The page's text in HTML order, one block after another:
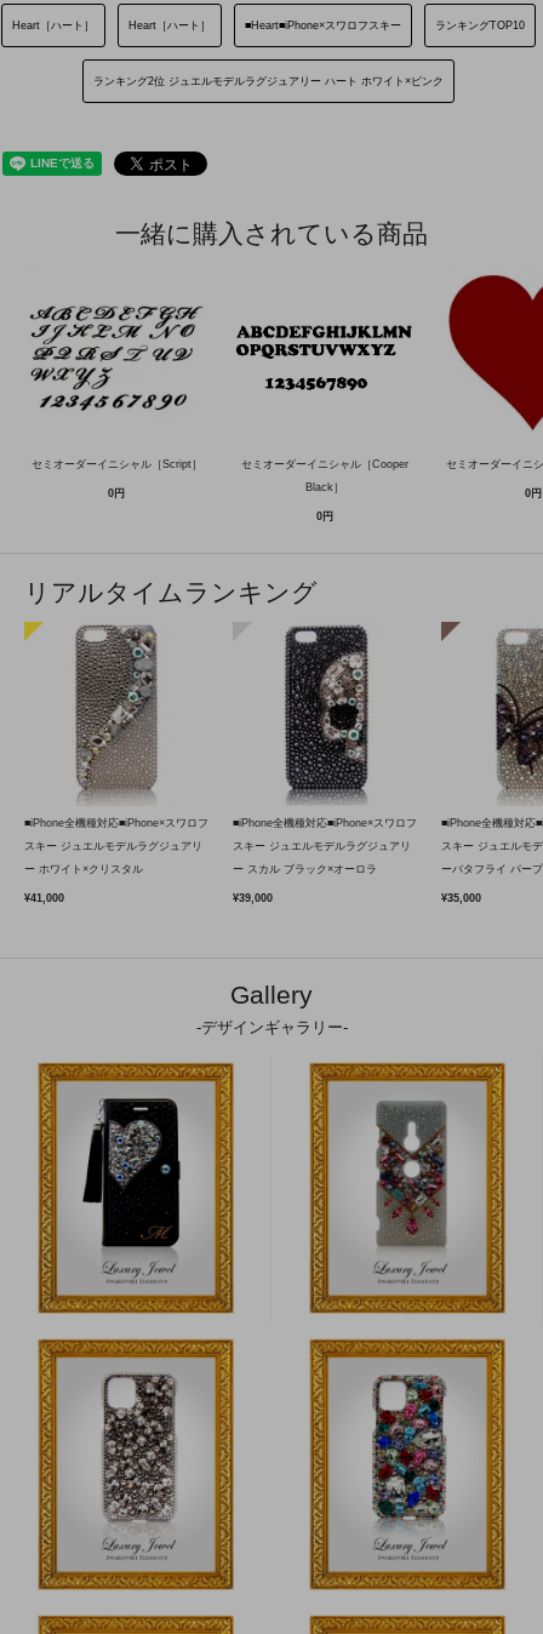
Heart［ハート］ Heart［ハート］ ■Heart■iPhone×スワロフスキー ランキングTOP10
ランキング2位 ジュエルモデルラグジュアリー ハート ホワイト×ピンク
一緒に購入されている商品
セミオーダーイニシャル［Script］
0円
セミオーダーイニシャル［Cooper
Black］
0円
セミオーダーイニ
0円
リアルタイムランキング
■iPhone全機種対応■iPhone×スワロフ
スキー ジュエルモデルラグジュアリ
ー ホワイト×クリスタル
¥41,000
■iPhone全機種対応■iPhone×スワロフ
スキー ジュエルモデルラグジュアリ
ー スカル ブラック×オーロラ
¥39,000
■iPhone全機種対応
スキー ジュエルモ
ーバタフライ パー
¥35,000
Gallery
-デザインギャラリー-